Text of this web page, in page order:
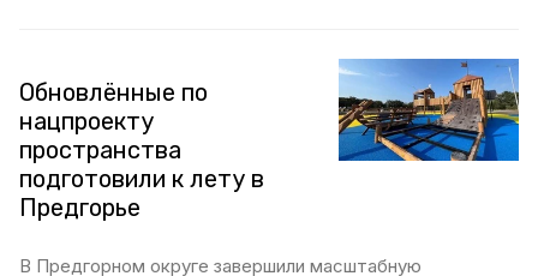
Обновлённые по
нацпроекту
пространства
подготовили к лету в
Предгорье
В Предгорном округе завершили масштабную